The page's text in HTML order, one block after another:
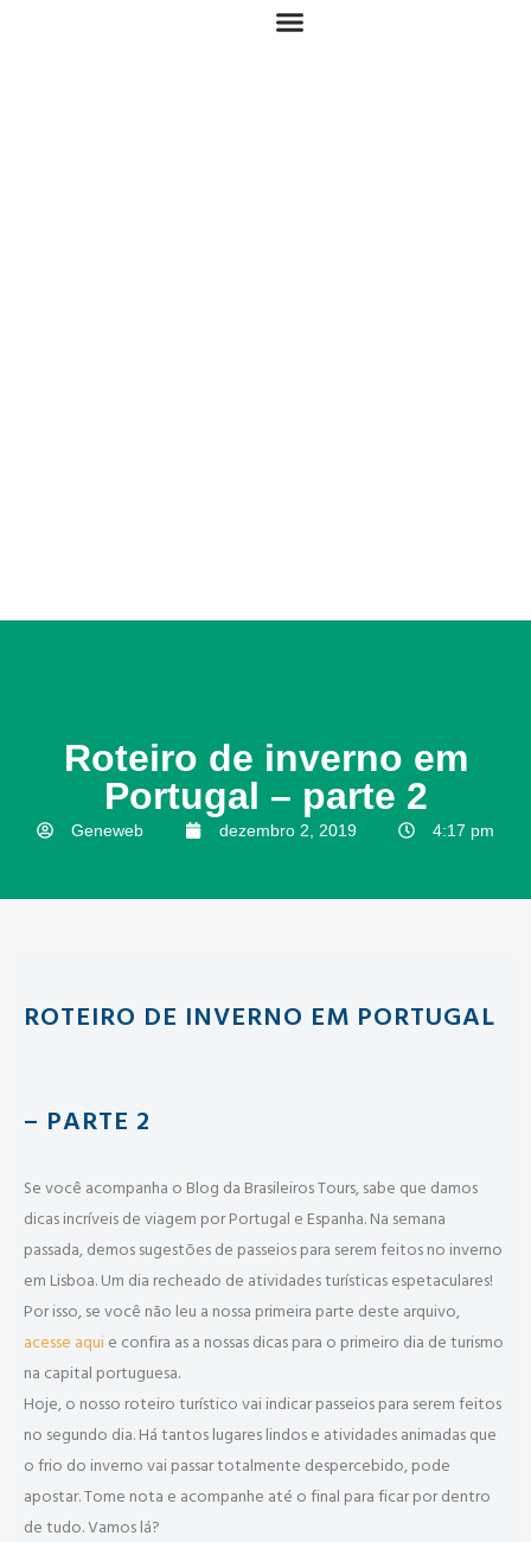
Roteiro de inverno em
Portugal – parte 2
Geneweb dezembro 2, 2019 4:17 pm
ROTEIRO DE INVERNO EM PORTUGAL
– PARTE 2
Se você acompanha o Blog da Brasileiros Tours, sabe que damos
dicas incríveis de viagem por Portugal e Espanha. Na semana
passada, demos sugestões de passeios para serem feitos no inverno
em Lisboa. Um dia recheado de atividades turísticas espetaculares!
Por isso, se você não leu a nossa primeira parte deste arquivo,
acesse aquie confira as a nossas dicas para o primeiro dia de turismo
na capital portuguesa.
Hoje, o nosso roteiro turístico vai indicar passeios para serem feitos
no segundo dia. Há tantos lugares lindos e atividades animadas que
o frio do inverno vai passar totalmente despercebido, pode
apostar. Tome nota e acompanhe até o final para ficar por dentro
de tudo. Vamos lá?